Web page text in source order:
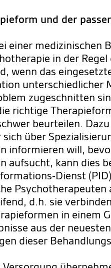
und der
einer medizinischen
in der
wenn das
unterschiedlicher
zugeschnitten
richtige
beurteilen.
über
informieren will,
aufsucht, kann dies
Dienst
d.h. sie
in einem
aus der
dieser